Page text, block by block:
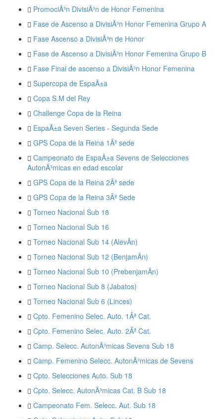
PromociÃ³n DivisiÃ³n de Honor Femenina
Fase de Ascenso a DivisiÃ³n Honor Femenina Grupo A
Fase Ascenso a DivisiÃ³n de Honor
Fase de Ascenso a DivisiÃ³n Honor Femenina Grupo B
Fase Final de ascenso a DivisiÃ³n Honor Femenina
Supercopa de EspaÃ±a
Copa S.M del Rey
Challenge Copa de la Reina
EspaÃ±a Seven Series - Segunda Sede
GPS Copa de la Reina 1Âª sede
Campeonato de EspaÃ±a Sevens de Selecciones
AutonÃ³micas en edad escolar
GPS Copa de la Reina 2Âª sede
GPS Copa de la Reina 3Âª Sede
Torneo Nacional Sub 18
Torneo Nacional Sub 16
Torneo Nacional Sub 14 (AlevÃ­n)
Torneo Nacional Sub 12 (BenjamÃ­n)
Torneo Nacional Sub 10 (PrebenjamÃ­n)
Torneo Nacional Sub 8 (Jabatos)
Torneo Nacional Sub 6 (Linces)
Cpto. Femenino Selec. Auto. 1Âª Cat.
Cpto. Femenino Selec. Auto. 2Âª Cat.
Camp. Selecc. AutonÃ³micas Sevens Sub 18
Camp. Femenino Selecc. AutonÃ³micas de Sevens
Cpto. Selecciones Auto. Sub 18
Cpto. Selecc. AutonÃ³micas Cat. B Sub 18
Campeonato Fem. Selecc. Aut. Sub 18